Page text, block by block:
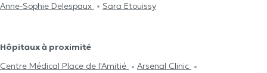
Anne-Sophie Delespaux
Sara Etouissy
Hôpitaux à proximité
Centre Médical Place de l'Amitié
Arsenal Clinic